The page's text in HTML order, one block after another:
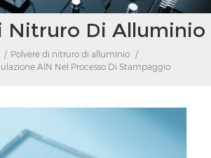
Nitruro Di Alluminio
/ Polvere di nitruro di alluminio
/
AlN Nel Processo Di Stampaggio